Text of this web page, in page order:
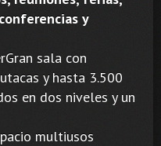
y
sala con
y hasta 3.500
en dos niveles y un
multiusos